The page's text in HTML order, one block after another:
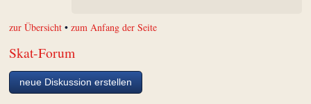
zur Übersicht •zum Anfang der Seite
Skat-Forum
neue Diskussion erstellen